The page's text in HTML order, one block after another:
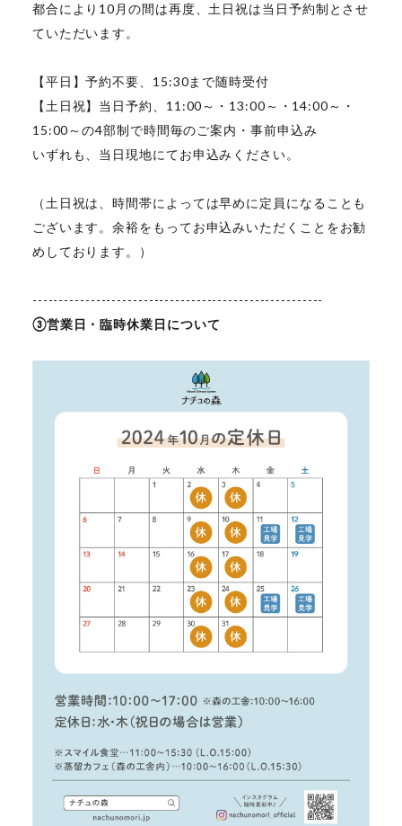
都合により10月の間は再度、土日祝は当日予約制とさせ
ていただいます。
【平日】予約不要、15:30まで随時受付
【土日祝】当日予約、11:00～・13:00～・14:00～・
15:00～の4部制で時間毎のご案内・事前申込み
いずれも、当日現地にてお申込みください。
（土日祝は、時間帯によっては早めに定員になることも
ございます。余裕をもってお申込みいただくことをお勧
めしております。）
-------------------------------------------------------
③営業日・臨時休業日について